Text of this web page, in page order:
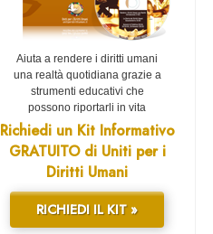
Aiuta a rendere i diritti umani
una realtà quotidiana grazie a
strumenti educativi che
possono riportarli in vita
Richiedi un Kit Informativo
GRATUITO di Uniti per i
Diritti Umani
RICHIEDI IL KIT »